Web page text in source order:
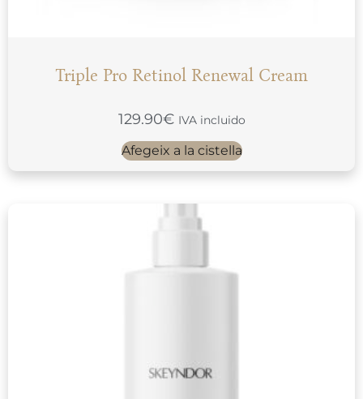
Triple Pro Retinol Renewal Cream
129.90€ IVA incluido
Afegeix a la cistella